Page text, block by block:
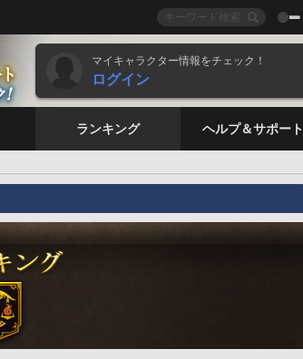
マイキャラクター情報をチェック！
ログイン
ランキング ヘルプ＆サポート